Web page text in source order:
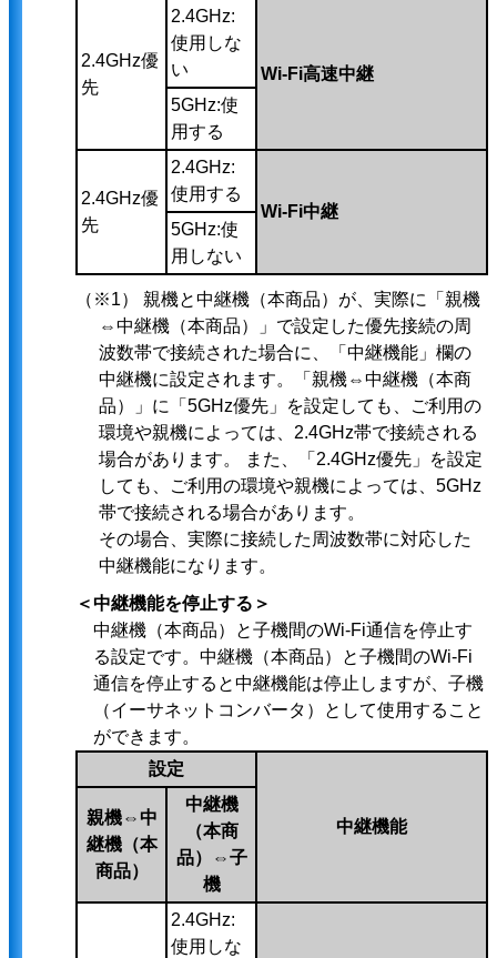
2.4GHz優
先
2.4GHz:
使用しな
い
Wi-Fi高速中継
5GHz:使
用する
2.4GHz優
先
2.4GHz:
使用する
Wi-Fi中継
5GHz:使
用しない
（※1） 親機と中継機（本商品）が、実際に「親機
⇔中継機（本商品）」で設定した優先接続の周
波数帯で接続された場合に、「中継機能」欄の
中継機に設定されます。「親機⇔中継機（本商
品）」に「5GHz優先」を設定しても、ご利用の
環境や親機によっては、2.4GHz帯で接続される
場合があります。 また、「2.4GHz優先」を設定
しても、ご利用の環境や親機によっては、5GHz
帯で接続される場合があります。
その場合、実際に接続した周波数帯に対応した
中継機能になります。
＜中継機能を停止する＞
中継機（本商品）と子機間のWi-Fi通信を停止す
る設定です。中継機（本商品）と子機間のWi-Fi
通信を停止すると中継機能は停止しますが、子機
（イーサネットコンバータ）として使用すること
ができます。
設定
中継機能
親機⇔中
継機（本
商品）
中継機
（本商
品）⇔子
機
2.4GHz:
使用しな